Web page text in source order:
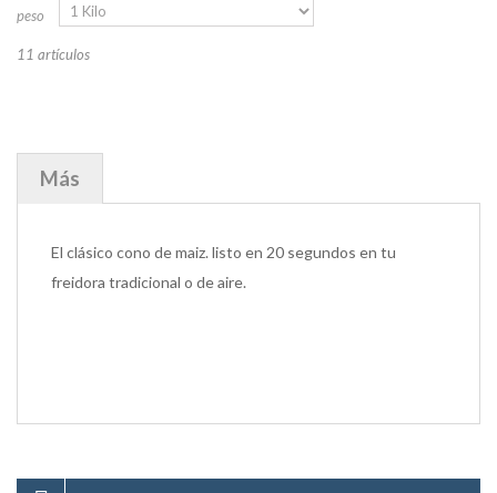
peso
11 artículos
Más
El clásico cono de maiz. listo en 20 segundos en tu
freidora tradicional o de aire.